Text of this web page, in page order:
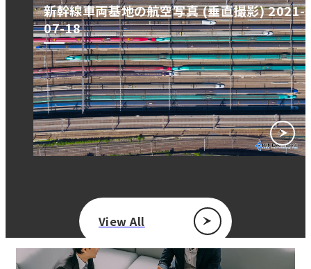
新幹線車両基地の航空写真 (垂直撮影) 2021-
07-18
View All